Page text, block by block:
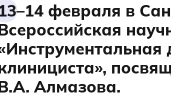
февраля в
Алмазова.